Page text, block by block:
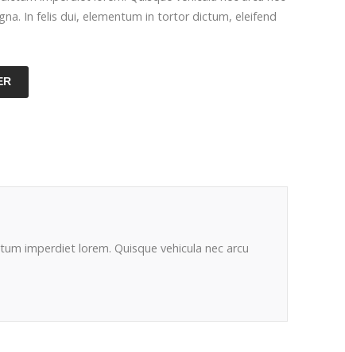
In felis dui, elementum in tortor dictum, eleifend
imperdiet lorem. Quisque vehicula nec arcu